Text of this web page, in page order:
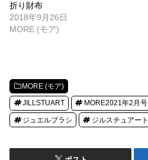
折り財布
2018年9月26日
MORE (モア)
MORE (モア)
JILLSTUART MORE2021年2月号
ジュエルブラシ ジルスチュアート